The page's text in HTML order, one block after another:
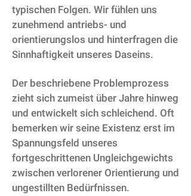
typischen Folgen. Wir fühlen uns
zunehmend antriebs- und
orientierungslos und hinterfragen die
Sinnhaftigkeit unseres Daseins.
Der beschriebene Problemprozess
zieht sich zumeist über Jahre hinweg
und entwickelt sich schleichend. Oft
bemerken wir seine Existenz erst im
Spannungsfeld unseres
fortgeschrittenen Ungleichgewichts
zwischen verlorener Orientierung und
ungestillten Bedürfnissen.